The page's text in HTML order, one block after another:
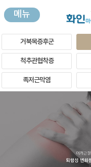
메뉴
거북목증후군
척추관협착증
족저근막염